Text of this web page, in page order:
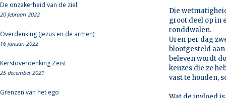
De onzekerheid van de ziel
20 februari 2022
Overdenking (Jezus en de armen)
16 januari 2022
Kerstoverdenking Zeist
25 december 2021
Grenzen van het ego
Die
groot deel op in
ronddwalen.
Uren per dag
blootgesteld
beleven wordt
keuzes die ze
vast te houden,